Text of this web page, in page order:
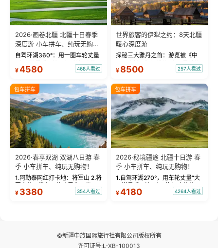
2026·画卷北疆 北疆十日春季
深度游 小车拼车、纯玩无购
物！
自驾环湖360°：用一圈车轮丈量
“大西洋最后一滴眼泪”的极致蔚
蓝。 赛湖旅拍：甄选多款风格服
绝美瞬间。 赛湖坦克300跟车视
频：专业摄影师...
¥4580 468人看过
世界旅客的伊犁之约：8天北疆
暖心深度游
探秘三大雅丹之首：游览被《中
国国家地理》评选为“中国最美的
三大雅丹”第一名的克拉玛依魔鬼
瓦人最大村落——禾木村，欣赏
晨雾与小木...
¥ 8500 257人看过
包车拼车
2026·春享双湖 双湖八日游 春
季 小车拼车、纯玩无购物！
1.阿勒泰网红打卡地：将军山 2.将
军山落日缆车，体验雪都风光 3.
将军山，夕阳派对，蹦迪party 4.
¥ 3380 354人看过
包车拼车
2026·秘境疆途 北疆十日游 春
季 小车拼车、纯玩无购物！
1.自驾环湖270°，用车轮丈量“大
西洋最后一滴眼泪”的极致蔚蓝，
让雪山、花海与深邃湖水在转弯
¥4180 4264人看过
©新疆中旅国际旅行社有限公司版权所有
许可证号:L-XB-100013